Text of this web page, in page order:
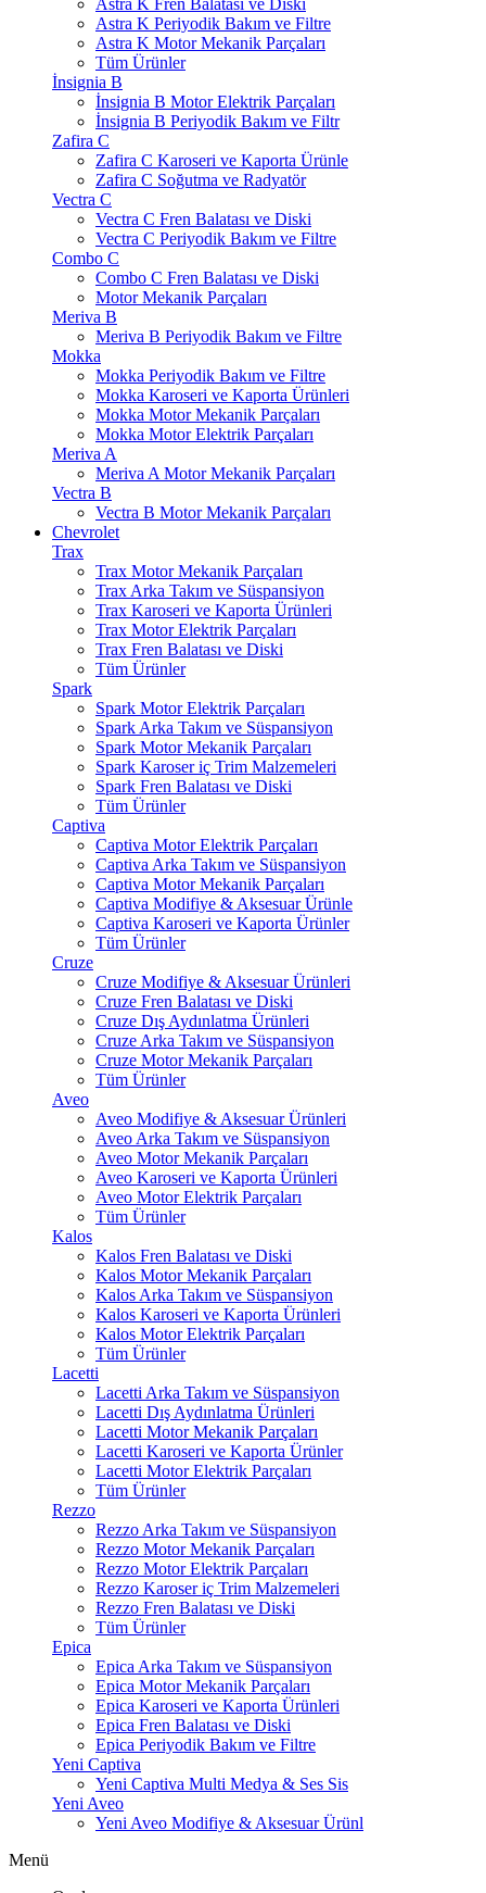
Astra K Fren Balatası ve Diski
Astra K Periyodik Bakım ve Filtre
Astra K Motor Mekanik Parçaları
Tüm Ürünler
İnsignia B
İnsignia B Motor Elektrik Parçaları
İnsignia B Periyodik Bakım ve Filtr
Zafira C
Zafira C Karoseri ve Kaporta Ürünle
Zafira C Soğutma ve Radyatör
Vectra C
Vectra C Fren Balatası ve Diski
Vectra C Periyodik Bakım ve Filtre
Combo C
Combo C Fren Balatası ve Diski
Motor Mekanik Parçaları
Meriva B
Meriva B Periyodik Bakım ve Filtre
Mokka
Mokka Periyodik Bakım ve Filtre
Mokka Karoseri ve Kaporta Ürünleri
Mokka Motor Mekanik Parçaları
Mokka Motor Elektrik Parçaları
Meriva A
Meriva A Motor Mekanik Parçaları
Vectra B
Vectra B Motor Mekanik Parçaları
Chevrolet
Trax
Trax Motor Mekanik Parçaları
Trax Arka Takım ve Süspansiyon
Trax Karoseri ve Kaporta Ürünleri
Trax Motor Elektrik Parçaları
Trax Fren Balatası ve Diski
Tüm Ürünler
Spark
Spark Motor Elektrik Parçaları
Spark Arka Takım ve Süspansiyon
Spark Motor Mekanik Parçaları
Spark Karoser iç Trim Malzemeleri
Spark Fren Balatası ve Diski
Tüm Ürünler
Captiva
Captiva Motor Elektrik Parçaları
Captiva Arka Takım ve Süspansiyon
Captiva Motor Mekanik Parçaları
Captiva Modifiye & Aksesuar Ürünle
Captiva Karoseri ve Kaporta Ürünler
Tüm Ürünler
Cruze
Cruze Modifiye & Aksesuar Ürünleri
Cruze Fren Balatası ve Diski
Cruze Dış Aydınlatma Ürünleri
Cruze Arka Takım ve Süspansiyon
Cruze Motor Mekanik Parçaları
Tüm Ürünler
Aveo
Aveo Modifiye & Aksesuar Ürünleri
Aveo Arka Takım ve Süspansiyon
Aveo Motor Mekanik Parçaları
Aveo Karoseri ve Kaporta Ürünleri
Aveo Motor Elektrik Parçaları
Tüm Ürünler
Kalos
Kalos Fren Balatası ve Diski
Kalos Motor Mekanik Parçaları
Kalos Arka Takım ve Süspansiyon
Kalos Karoseri ve Kaporta Ürünleri
Kalos Motor Elektrik Parçaları
Tüm Ürünler
Lacetti
Lacetti Arka Takım ve Süspansiyon
Lacetti Dış Aydınlatma Ürünleri
Lacetti Motor Mekanik Parçaları
Lacetti Karoseri ve Kaporta Ürünler
Lacetti Motor Elektrik Parçaları
Tüm Ürünler
Rezzo
Rezzo Arka Takım ve Süspansiyon
Rezzo Motor Mekanik Parçaları
Rezzo Motor Elektrik Parçaları
Rezzo Karoser iç Trim Malzemeleri
Rezzo Fren Balatası ve Diski
Tüm Ürünler
Epica
Epica Arka Takım ve Süspansiyon
Epica Motor Mekanik Parçaları
Epica Karoseri ve Kaporta Ürünleri
Epica Fren Balatası ve Diski
Epica Periyodik Bakım ve Filtre
Yeni Captiva
Yeni Captiva Multi Medya & Ses Sis
Yeni Aveo
Yeni Aveo Modifiye & Aksesuar Ürünl
Menü